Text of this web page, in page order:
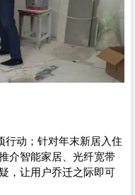
行动；针对年末新居入住
介智能家居、光纤宽带
，让用户乔迁之际即可